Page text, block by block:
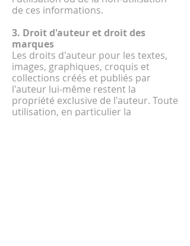
de ces informations.
3. Droit d'auteur et droit des
marques
Les droits d'auteur pour les textes,
images, graphiques, croquis et
collections créés et publiés par
l'auteur lui-même restent la
propriété exclusive de l'auteur. Toute
utilisation, en particulier la